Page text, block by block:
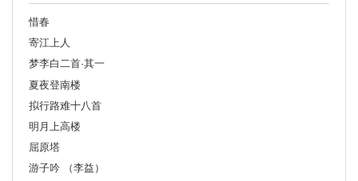
惜春
寄江上人
梦李白二首·其一
夏夜登南楼
拟行路难十八首
明月上高楼
屈原塔
游子吟 （李益）